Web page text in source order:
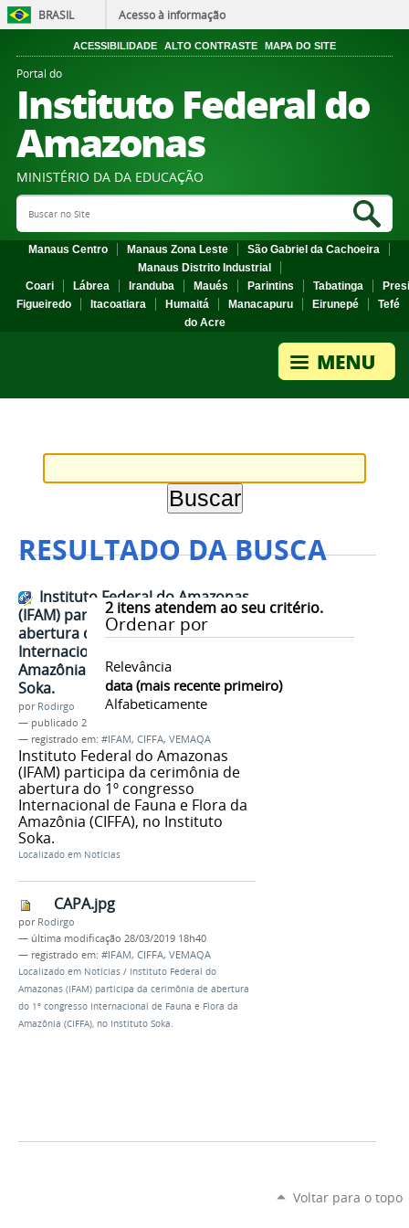
BRASIL Acesso à informação
ACESSIBILIDADE ALTO CONTRASTE MAPA DO SITE
Portal do
Instituto Federal do
Amazonas
MINISTÉRIO DA DA EDUCAÇÃO
Search Site
Manaus Centro Manaus Zona Leste
São Gabriel da Cachoeira
Manaus Distrito Industrial
Coari
Lábrea Iranduba Maués Parintins Tabatinga
Figueiredo
Itacoatiara Humaitá Manacapuru Eirunepé
Tefé
do Acre
RESULTADO DA BUSCA
2itens atendem ao seu critério.
Ordenar por
Relevância
data (mais recente primeiro)
Alfabeticamente
Instituto Federal do Amazonas
(IFAM) participa da cerimônia de
abertura do 1º congresso
Internacional de Fauna e Flora da
Amazônia (CIFFA), no Instituto
Soka.
por Rodirgo
— publicado 28/03/2019
— registrado em: #IFAM, CIFFA, VEMAQA
Instituto Federal do Amazonas
(IFAM) participa da cerimônia de
abertura do 1º congresso
Internacional de Fauna e Flora da
Amazônia (CIFFA), no Instituto
Soka.
Localizado em Notícias
CAPA.jpg
por Rodirgo
— última modificação 28/03/2019 18h40
— registrado em: #IFAM, CIFFA, VEMAQA
Localizado em Notícias / Instituto Federal do
Amazonas (IFAM) participa da cerimônia de abertura
do 1º congresso Internacional de Fauna e Flora da
Amazônia (CIFFA), no Instituto Soka.
Voltar para o topo